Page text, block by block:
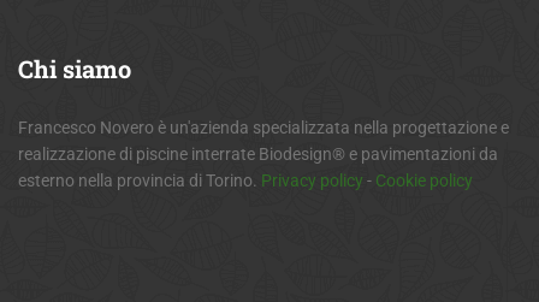
Chi siamo
Francesco Novero è un'azienda specializzata nella progettazione e
realizzazione di piscine interrate Biodesign® e pavimentazioni da
esterno nella provincia di Torino. Privacy policy - Cookie policy